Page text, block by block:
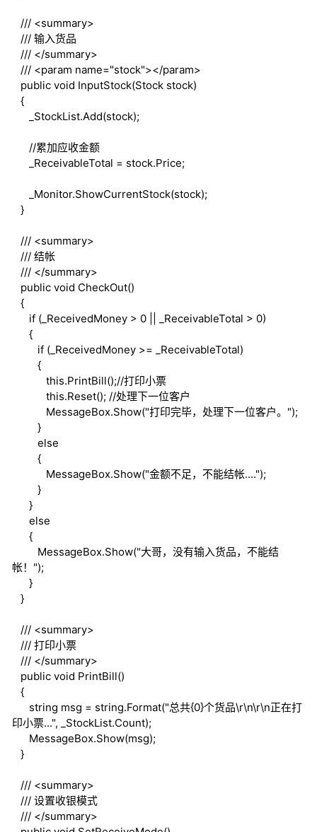
/// <summary>
/// 输入货品
/// </summary>
/// <param name="stock"></param>
public void InputStock(Stock stock)
{
_StockList.Add(stock);
//累加应收金额
_ReceivableTotal = stock.Price;
_Monitor.ShowCurrentStock(stock);
}
/// <summary>
/// 结帐
/// </summary>
public void CheckOut()
{
if (_ReceivedMoney > 0 || _ReceivableTotal > 0)
{
if (_ReceivedMoney >= _ReceivableTotal)
{
this.PrintBill();//打印小票
this.Reset(); //处理下一位客户
MessageBox.Show("打印完毕，处理下一位客户。");
}
else
{
MessageBox.Show("金额不足，不能结帐....");
}
}
else
{
MessageBox.Show("大哥，没有输入货品，不能结
帐！");
}
}
/// <summary>
/// 打印小票
/// </summary>
public void PrintBill()
{
string msg = string.Format("总共{0}个货品\r\n\r\n正在打
印小票...", _StockList.Count);
MessageBox.Show(msg);
}
/// <summary>
/// 设置收银模式
/// </summary>